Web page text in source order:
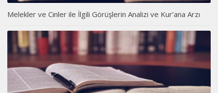
Melekler ve Cinler ile İlgili Görüşlerin Analizi ve Kur’ana Arzı